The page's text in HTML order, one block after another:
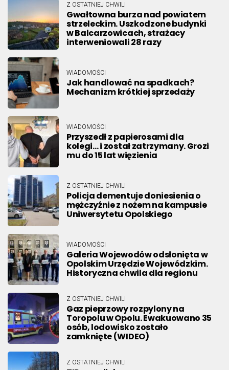
Z OSTATNIEJ CHWILI
Gwałtowna burza nad powiatem
strzeleckim. Uszkodzone budynki
w Balcarzowicach, strażacy
interweniowali 28 razy
WIADOMOŚCI
Jak handlować na spadkach?
Mechanizm krótkiej sprzedaży
WIADOMOŚCI
Przyszedł z papierosami dla
kolegi… i został zatrzymany. Grozi
mu do 15 lat więzienia
Z OSTATNIEJ CHWILI
Policja dementuje doniesienia o
mężczyźnie z nożem na kampusie
Uniwersytetu Opolskiego
WIADOMOŚCI
Galeria Wojewodów odsłonięta w
Opolskim Urzędzie Wojewódzkim.
Historyczna chwila dla regionu
Z OSTATNIEJ CHWILI
Gaz pieprzowy rozpylony na
Toropolu w Opolu. Ewakuowano 35
osób, lodowisko zostało
zamknięte (WIDEO)
Z OSTATNIEJ CHWILI